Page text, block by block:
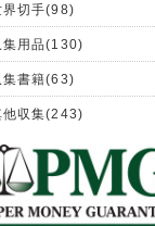
界切手(98)
集用品(130)
集書籍(63)
他収集(243)